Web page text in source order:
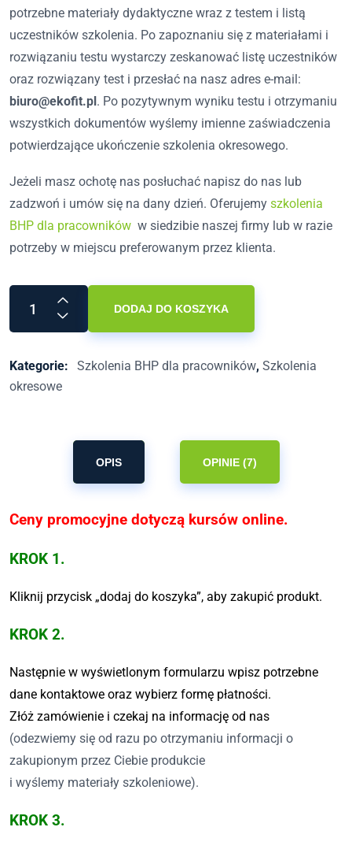
potrzebne materiały dydaktyczne wraz z testem i listą
uczestników szkolenia. Po zapoznaniu się z materiałami i
rozwiązaniu testu wystarczy zeskanować listę uczestników
oraz rozwiązany test i przesłać na nasz adres e-mail:
biuro@ekofit.pl. Po pozytywnym wyniku testu i otrzymaniu
wszystkich dokumentów wyślemy imienne zaświadczenia
potwierdzające ukończenie szkolenia okresowego.
Jeżeli masz ochotę nas posłuchać napisz do nas lub
zadzwoń i umów się na dany dzień. Oferujemy szkolenia
BHP dla pracowników w siedzibie naszej firmy lub w razie
potrzeby w miejscu preferowanym przez klienta.
DODAJ DO KOSZYKA
Kategorie: Szkolenia BHP dla pracowników, Szkolenia
okresowe
OPIS OPINIE (7)
Ceny promocyjne dotyczą kursów online.
KROK 1.
Kliknij przycisk „dodaj do koszyka”, aby zakupić produkt.
KROK 2.
Następnie w wyświetlonym formularzu wpisz potrzebne
dane kontaktowe oraz wybierz formę płatności.
Złóż zamówienie i czekaj na informację od nas
(odezwiemy się od razu po otrzymaniu informacji o
zakupionym przez Ciebie produkcie
i wyślemy materiały szkoleniowe).
KROK 3.